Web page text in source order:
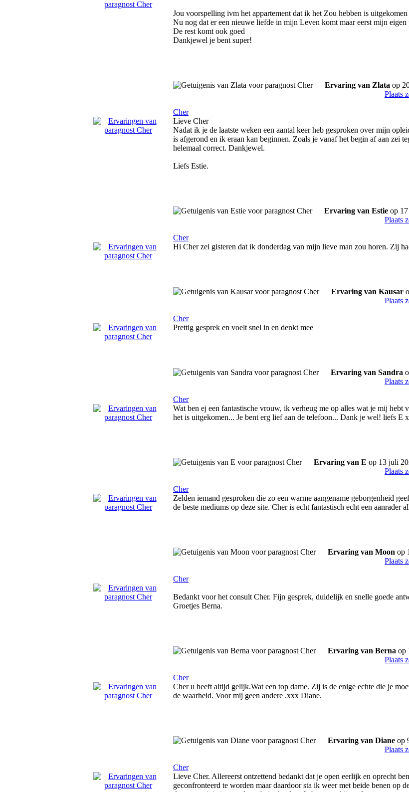
Jou voorspelling ivm het appartement dat ik het Zou hebben is uitgekomen
Nu nog dat er een nieuwe liefde in mijn Leven komt maar eerst mijn
De rest komt ook goed
Dankjewel je bent super!
Ervaring van Zlata op
Plaats
Cher
Lieve Cher
Nadat ik je de laatste weken een aantal keer heb gesproken over mijn
is afgerond en ik eraan kan beginnen. Zoals je vanaf het begin af aan zei
helemaal correct. Dankjewel.
Liefs Estie.
Ervaring van Estie op
Plaats
Cher
Hi Cher zei gisteren dat ik donderdag van mijn lieve man zou horen. Zij
Ervaring van Kausar
Plaats
Cher
Prettig gesprek en voelt snel in en denkt mee
Ervaring van Sandra
Plaats
Cher
Wat ben ej een fantastische vrouw, ik verheug me op alles wat je mij
het is uitgekomen... Je bent erg lief aan de telefoon... Dank je wel! liefs E
Ervaring van E op 13 juli
Plaats
Cher
Zelden iemand gesproken die zo een warme aangename geborgenheid
de beste mediums op deze site. Cher is echt fantastisch echt een aanrader
Ervaring van Moon op
Plaats
Cher
Bedankt voor het consult Cher. Fijn gesprek, duidelijk en snelle goede
Groetjes Berna.
Ervaring van Berna op
Plaats
Cher
Cher u heeft altijd gelijk.Wat een top dame. Zij is de enige echte die je
de waarheid. Voor mij geen andere .xxx Diane.
Ervaring van Diane op
Plaats
Cher
Lieve Cher. Allereerst ontzettend bedankt dat je open eerlijk en oprecht
geconfronteerd te worden maar daardoor sta ik weer met beide benen op